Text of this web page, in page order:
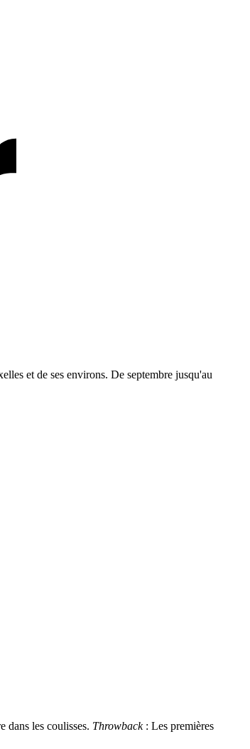
et de ses environs. De septembre jusqu'au
dans les coulisses. Throwback: Les premières